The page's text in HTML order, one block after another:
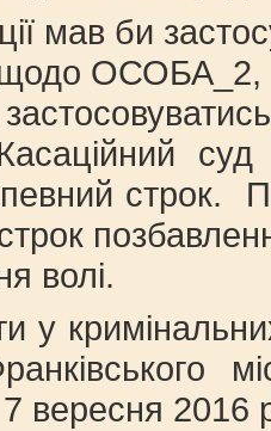
мав би
щодо
строк.
волі.
у